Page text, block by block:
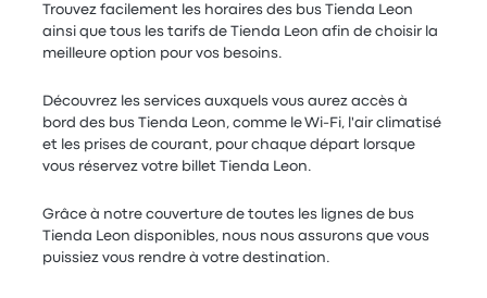
Trouvez facilement les horaires des bus Tienda Leon
ainsi que tous les tarifs de Tienda Leon afin de choisir la
meilleure option pour vos besoins.
Découvrez les services auxquels vous aurez accès à
bord des bus Tienda Leon, comme le Wi-Fi, l'air climatisé
et les prises de courant, pour chaque départ lorsque
vous réservez votre billet Tienda Leon.
Grâce à notre couverture de toutes les lignes de bus
Tienda Leon disponibles, nous nous assurons que vous
puissiez vous rendre à votre destination.